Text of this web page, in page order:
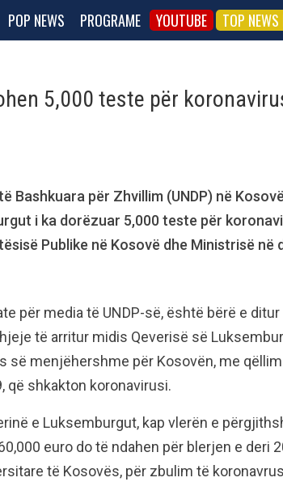
POP NEWS PROGRAME YOUTUBE TOP
5,000 teste për
Bashkuara për Zhvillim (UNDP) në
i ka dorëzuar 5,000 teste për
Publike në Kosovë dhe Ministrisë në
për media të UNDP-së, është bërë e
të arritur midis Qeverisë së
së menjëhershme për Kosovën, me
që shkakton koronavirusi.
e Luksemburgut, kap vlerën e
euro do të ndahen për blerjen e deri
të Kosovës, për zbulim të